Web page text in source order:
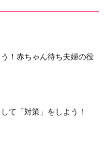
！赤ちゃん待ち夫婦の役
て「対策」をしよう！